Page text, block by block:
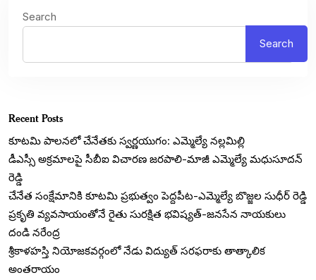
Search
Search
Recent Posts
కూటమి పాలనలో చేనేతకు స్వర్ణయుగం: ఎమ్మెల్యే నల్లమిల్లి
డీఎస్సీ అక్రమాలపై సీబీఐ విచారణ జరపాలి-మాజీ ఎమ్మెల్యే మధుసూదన్
రెడ్డి
చేనేత సంక్షేమానికి కూటమి ప్రభుత్వం పెద్దపీట-ఎమ్మెల్యే బొజ్జల సుధీర్ రెడ్డి
ప్రకృతి వ్యవసాయంతోనే రైతు సురక్షిత భవిష్యత్-జనసేన నాయకులు
దండి నరేంద్ర
శ్రీకాళహస్తి నియోజకవర్గంలో నేడు విద్యుత్ సరఫరాకు తాత్కాలిక
అంతరాయం